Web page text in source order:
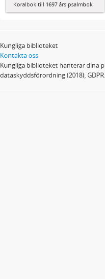
Koralbok till 1697 års psalmbok
Kungliga biblioteket
Kontakta oss
Kungliga biblioteket hanterar dina
dataskyddsförordning (2018), GDPR.